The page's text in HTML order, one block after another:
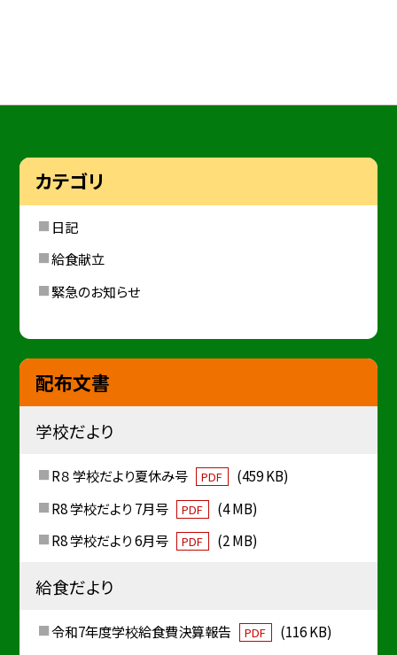
カテゴリ
日記
給食献立
緊急のお知らせ
配布文書
学校だより
R８ 学校だより夏休み号 PDF
(459 KB)
R8 学校だより 7月号
PDF
(4 MB)
R8 学校だより 6月号
PDF (2 MB)
給食だより
令和7年度学校給食費決算報告 PDF
(116 KB)